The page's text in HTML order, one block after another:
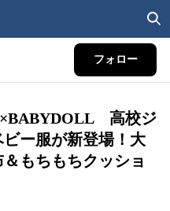
フォロー
高校ジ
ー服が新登場！大
もちもちクッショ